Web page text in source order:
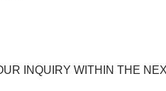
INQUIRY WITHIN THE